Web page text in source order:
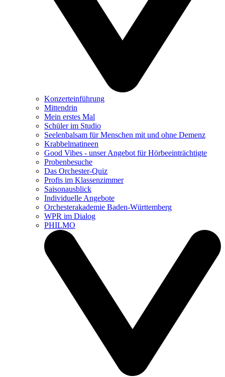
Konzerteinführung
Mittendrin
Mein erstes Mal
Schüler im Studio
Seelenbalsam für Menschen mit und ohne Demenz
Krabbelmatineen
Good Vibes - unser Angebot für Hörbeeinträchtigte
Probenbesuche
Das Orchester-Quiz
Profis im Klassenzimmer
Saisonausblick
Individuelle Angebote
Orchesterakademie Baden-Württemberg
WPR im Dialog
PHILMO